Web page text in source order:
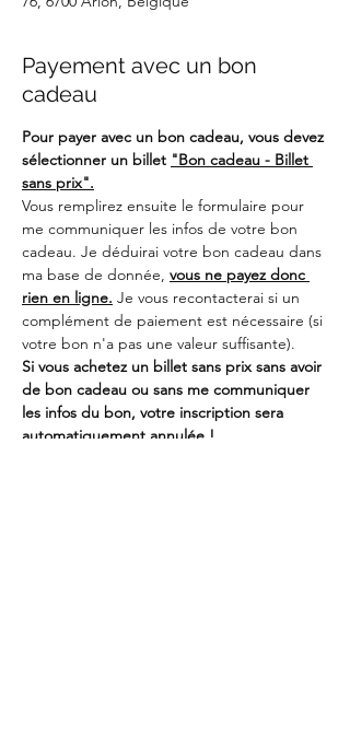
Payement avec un bon
cadeau
Pour payer avec un bon cadeau, vous devez
sélectionner un billet "Bon cadeau - Billet
sans prix".
Vous remplirez ensuite le formulaire pour
me communiquer les infos de votre bon
cadeau. Je déduirai votre bon cadeau dans
ma base de donnée, vous ne payez donc
rien en ligne. Je vous recontacterai si un
complément de paiement est nécessaire (si
votre bon n'a pas une valeur suffisante).
Si vous achetez un billet sans prix sans avoir
de bon cadeau ou sans me communiquer
les infos du bon, votre inscription sera
automatiquement annulée !